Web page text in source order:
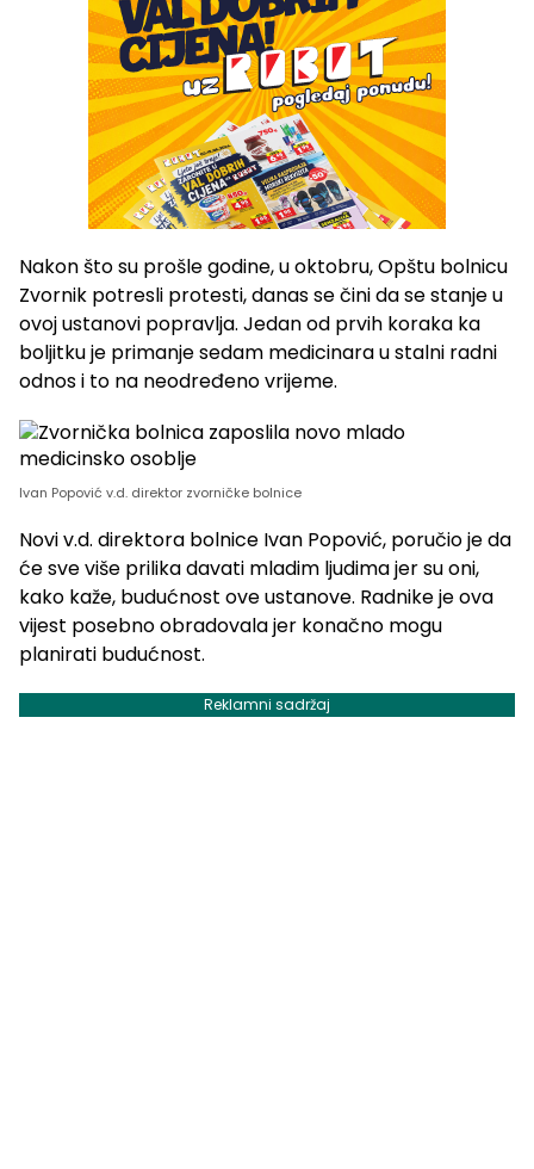
Nakon što su prošle godine, u oktobru, Opštu bolnicu
Zvornik potresli protesti, danas se čini da se stanje u
ovoj ustanovi popravlja. Jedan od prvih koraka ka
boljitku je primanje sedam medicinara u stalni radni
odnos i to na neodređeno vrijeme.
Ivan Popović v.d. direktor zvorničke bolnice
Novi v.d. direktora bolnice Ivan Popović, poručio je da
će sve više prilika davati mladim ljudima jer su oni,
kako kaže, budućnost ove ustanove. Radnike je ova
vijest posebno obradovala jer konačno mogu
planirati budućnost.
Reklamni sadržaj